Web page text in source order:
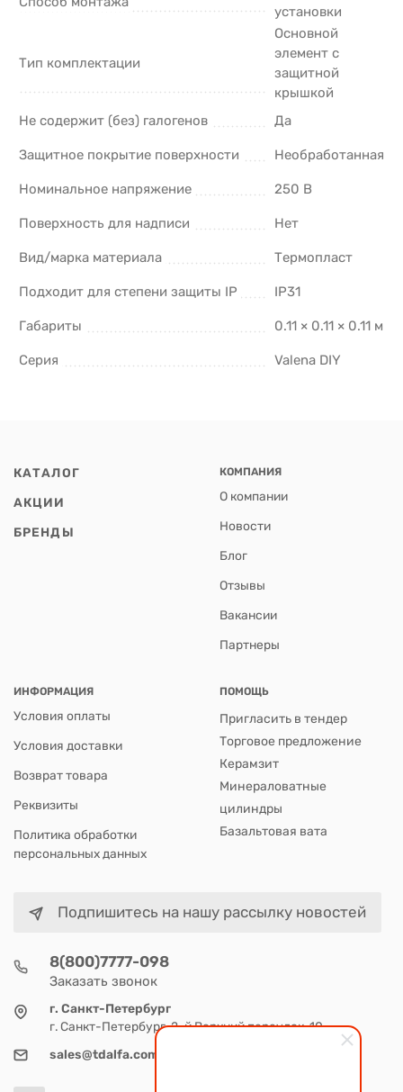
установки
Тип комплектации
Основной
элемент с
защитной
крышкой
Не содержит (без) галогенов
Да
Защитное покрытие поверхности Необработанная
Номинальное напряжение 250 В
Поверхность для надписи Нет
Вид/марка материала Термопласт
Подходит для степени защиты IP IP31
Габариты 0.11 × 0.11 × 0.11 м
Серия Valena DIY
КАТАЛОГ
АКЦИИ
БРЕНДЫ
КОМПАНИЯ
О компании
Новости
Блог
Отзывы
Вакансии
Партнеры
ИНФОРМАЦИЯ
Условия оплаты
Условия доставки
Возврат товара
Реквизиты
Политика обработки
персональных данных
ПОМОЩЬ
Пригласить в тендер
Торговое предложение
Керамзит
Минераловатные
цилиндры
Базальтовая вата
Подпишитесь на нашу рассылку новостей
8(800)7777-098
Заказать звонок
г. Санкт-Петербург
г. Санкт-Петербург, 2-й Верхний переулок, 10
sales@tdalfa.com